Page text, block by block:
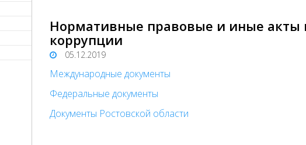
Нормативные правовые и иные акты
коррупции
05.12.2019
Международные документы
Федеральные документы
Документы Ростовской области